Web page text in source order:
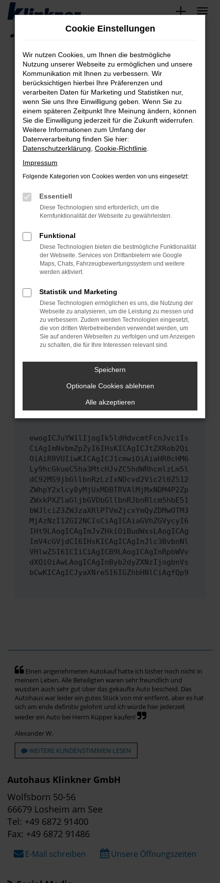
Zum
springen
Fehler: Network Error
Beim Laden ist ein Fehler aufgetreten.
Hier sind ein paar Tipps, die dir helfen können:
Überprüfe deine Firewall und deine
Internetverbindung.
Laden andere Webseiten, zum Beispiel deine
Suchmaschine?
Prüfe deine Browsererweiterungen.
können das Laden bestimmter Seiten
verhindern. Funktioniert die Seite in einem
anderen Browser oder in einem privaten
Starte dein Gerät neu.
Das kann manchmal helfen, vorübergehende
Probleme zu beheben.
Betriebssystem auf dem neuesten Stand
sind.
Veraltete Software birgt nicht nur ein
Sicherheitsrisiko, sondern kann auch dazu
führen, dass bestimmte Funktionen nicht mehr
unterstützt werden.
Wende dich an den Webseitenbetreiber.
Wenn du alle oben genannten Schritte versucht
hast, kontaktiere uns bitte. Wir werden
versuchen, das Problem zu beheben. Du kannst
uns diesen Text schicken, um uns bei der
ewogICJuYW1lIjogIk5ldHdvcmtFcnJvciIs
CiAgImNvbmZpZyI6IHsKICAgICJtZXRob2Qi
OiAiR0VUIiwKICAgICJ1cmwiOiAiaHR0cHM6
Ly9hcGkueC5ha3MtcHJvZC5hdWRhcmlzLm5l
dC92MS9jbGllbnRzLzIxNDcvd2Vic2l0ZS12
ZWhpY2xlcy8yMjUxMDBTRVAlMjMxNDM4P2Zp
ZWxkPXZlaGljbGVDbGllbnRJbnRlcm5hbE51
bWJlciZ3ZWJzaXRlPTVmZjcxYmQyZDMwOTM3
MjAzNzI1ZGI2NCIsCiAgICAiaGVhZGVycyI6
IHt9LAogICAgImJvZHkiOiBudWxsLAogICAg
ImV4cGVjdCI6IHsKICAgICAgInJlc3BvbnNl
VHlwZSI6ICIiCiAgICB9LAogICAgInRpbWVv
dXQiOiAwLAogICAgInByb2dyZXNzIjogbnVs
bCwKICAgICJyaXNreSI6IGZhbHNlCiAgfQp9
Einen angenehmeren Autokauf hatte ich bisher noch nicht in
meinem Leben. Alle Beteiligten waren sehr freundlich und
wussten auch sehr gut über das gekaufte Auto bescheid. Das
Autohaus war leider ein gutes Stück von mir entfernt, aber es hat
sich am ende definitiv gelohnt und ich würde hier jederzeit
wieder ein Auto bei Herrn Küpper kaufen!
Alexander W.
WEITERE KUNDENSTIMMEN LESEN
Autohaus Klinkner GmbH
Wolfsborn 50-56
66679 Losheim am See
Tel: +49 6872 91400
Fax: +49 6872 91486
E-Mail schreiben Unsere Öffnungszeiten
Cookie Einstellungen
Wir nutzen Cookies, um Ihnen die bestmögliche
Nutzung unserer Webseite zu ermöglichen und unsere
Kommunikation mit Ihnen zu verbessern. Wir
berücksichtigen hierbei Ihre Präferenzen und
verarbeiten Daten für Marketing und Statistiken nur,
wenn Sie uns Ihre Einwilligung geben. Wenn Sie zu
einem späteren Zeitpunkt Ihre Meinung ändern, können
Sie die Einwilligung jederzeit für die Zukunft widerrufen.
Weitere Informationen zum Umfang der
Datenverarbeitung finden Sie hier:
Datenschutzerklärung Cookie-Richtlinie
Impressum
Folgende Kategorien von Cookies werden von uns eingesetzt:
Essentiell
Diese Technologien sind erforderlich, um die
Kernfunktionalität der Webseite zu gewährleisten.
Funktional
Diese Technologien bieten die bestmögliche Funktionalität
der Webseite. Services von Drittanbietern wie Google
Maps, Chats, Fahrzeugbewertungssystem und weitere
werden aktiviert.
Statistik und Marketing
Diese Technologien ermöglichen es uns, die Nutzung der
Webseite zu analysieren, um die Leistung zu messen und
zu verbessern. Zudem werden Technologien eingesetzt,
die von dritten Werbetreibenden verwendet werden, um
Sie auf anderen Webseiten zu verfolgen und um Anzeigen
zu schalten, die für Ihre Interessen relevant sind.
Speichern
Optionale Cookies ablehnen
Alle akzeptieren